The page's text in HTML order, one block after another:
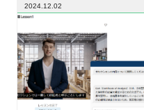
イベントお知らせメール登録
2024.12.02